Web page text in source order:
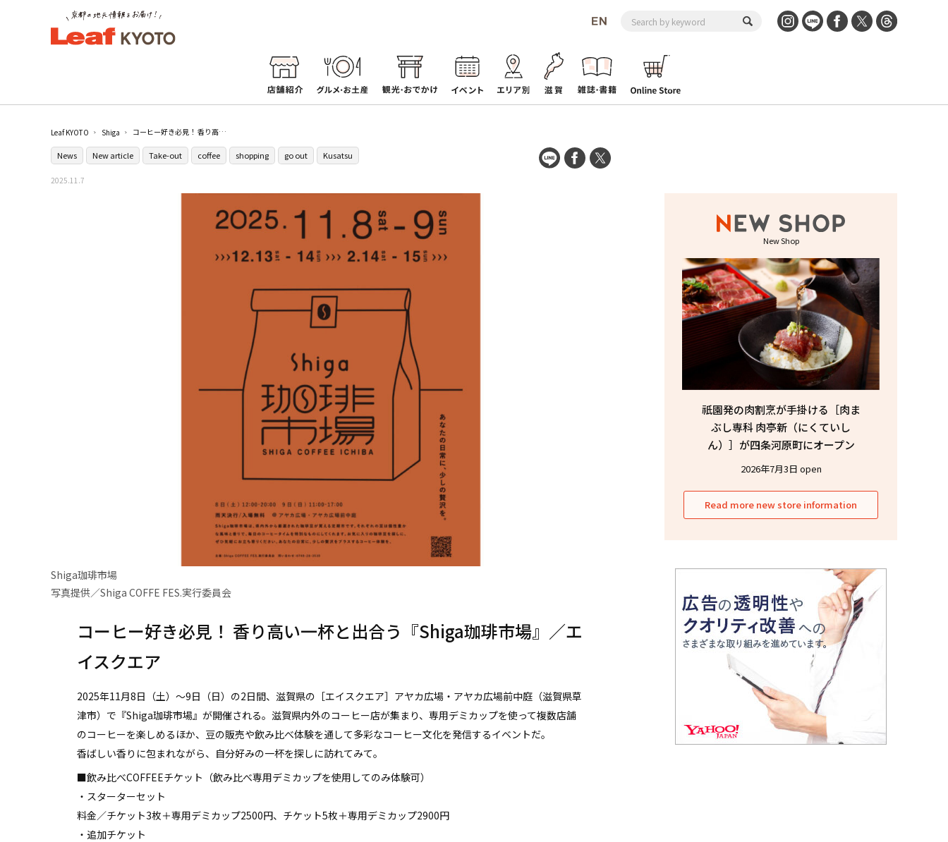
Leaf KYOTO Shiga コーヒー好き必見！ 香り高い一杯と出合う『Shiga珈琲市場』／エイスクエア
News New article Take-out coffee shopping go out Kusatsu
2025.11.7
Shiga珈琲市場
写真提供／Shiga COFFE FES.実行委員会
コーヒー好き必見！ 香り高い一杯と出合う『Shiga珈琲市場』／エ
イスクエア
2025年11月8日（土）〜9日（日）の2日間、滋賀県の［エイスクエア］アヤカ広場・アヤカ広場前中庭（滋賀県草
津市）で『Shiga珈琲市場』が開催される。滋賀県内外のコーヒー店が集まり、専用デミカップを使って複数店舗
のコーヒーを楽しめるほか、豆の販売や飲み比べ体験を通して多彩なコーヒー文化を発信するイベントだ。
香ばしい香りに包まれながら、自分好みの一杯を探しに訪れてみて。
■飲み比べCOFFEEチケット（飲み比べ専用デミカップを使用してのみ体験可）
・スターターセット
料金／チケット3枚＋専用デミカップ2500円、チケット5枚＋専用デミカップ2900円
・追加チケット
New Shop
祇園発の肉割烹が手掛ける［肉ま
ぶし専科 肉亭新（にくていし
ん）］が四条河原町にオープン
2026年7月3日 open
Read more new store information